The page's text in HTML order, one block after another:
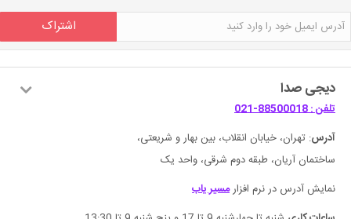
اشتراک
دیجی صدا
تلفن : 88500018-021
آدرس: تهران، خیابان انقلاب، بین بهار و شریعتی،
ساختمان آریان، طبقه دوم شرقی، واحد یک
نمایش آدرس در نرم افزارمسیر یاب